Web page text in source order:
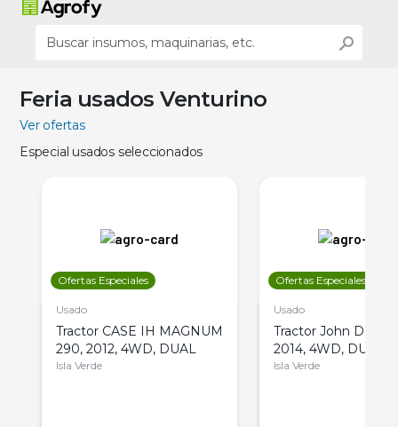
Feria usados Venturino
Ver ofertas
Especial usados seleccionados
Ofertas Especiales
Usado
Tractor CASE IH MAGNUM
290, 2012, 4WD, DUAL
Isla Verde
Ofertas Especiales
Usado
Tractor John Deere
2014, 4WD, DUAL
Isla Verde